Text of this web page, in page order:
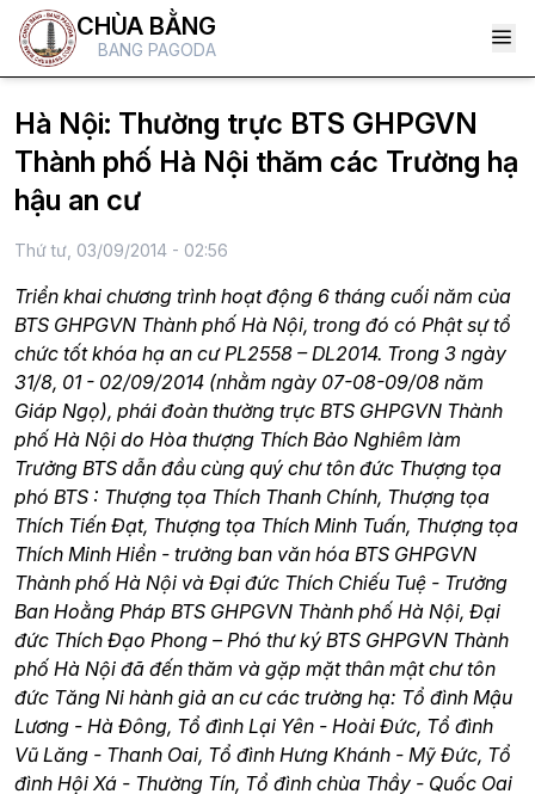
CHÙA BẰNG
BANG PAGODA
Hà Nội: Thường trực BTS GHPGVN
Thành phố Hà Nội thăm các Trường hạ
hậu an cư
Thứ tư, 03/09/2014 - 02:56
Triển khai chương trình hoạt động 6 tháng cuối năm của
BTS GHPGVN Thành phố Hà Nội, trong đó có Phật sự tổ
chức tốt khóa hạ an cư PL2558 – DL2014. Trong 3 ngày
31/8, 01 - 02/09/2014 (nhằm ngày 07-08-09/08 năm
Giáp Ngọ), phái đoàn thường trực BTS GHPGVN Thành
phố Hà Nội do Hòa thượng Thích Bảo Nghiêm làm
Trưởng BTS dẫn đầu cùng quý chư tôn đức Thượng tọa
phó BTS : Thượng tọa Thích Thanh Chính, Thượng tọa
Thích Tiến Đạt, Thượng tọa Thích Minh Tuấn, Thượng tọa
Thích Minh Hiền - trưởng ban văn hóa BTS GHPGVN
Thành phố Hà Nội và Đại đức Thích Chiếu Tuệ - Trưởng
Ban Hoằng Pháp BTS GHPGVN Thành phố Hà Nội, Đại
đức Thích Đạo Phong – Phó thư ký BTS GHPGVN Thành
phố Hà Nội đã đến thăm và gặp mặt thân mật chư tôn
đức Tăng Ni hành giả an cư các trường hạ: Tổ đình Mậu
Lương - Hà Đông, Tổ đình Lại Yên - Hoài Đức, Tổ đình
Vũ Lăng - Thanh Oai, Tổ đình Hưng Khánh - Mỹ Đức, Tổ
đình Hội Xá - Thường Tín, Tổ đình chùa Thầy - Quốc Oai